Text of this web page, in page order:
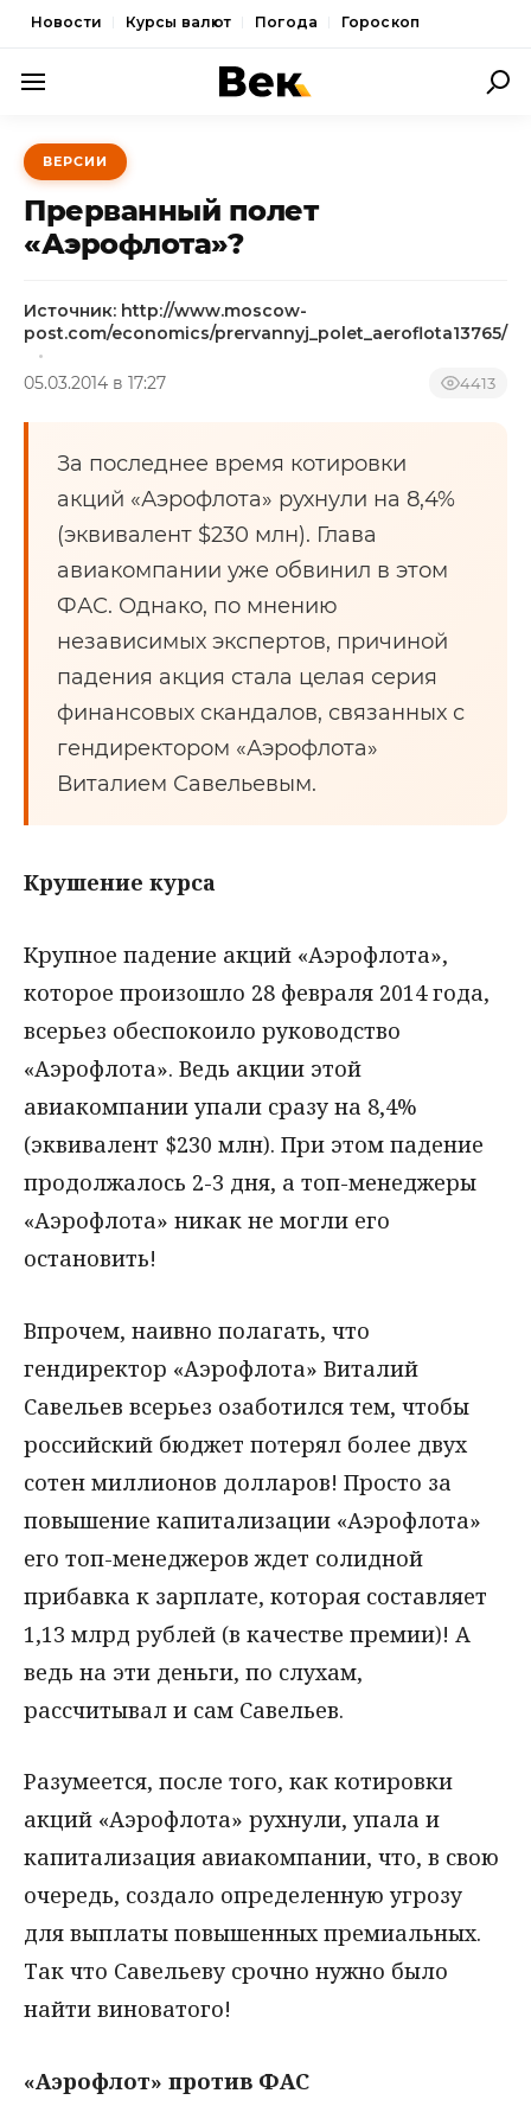
Новости Курсы валют Погода Гороскоп
ПОЛИТИКА
ЭКОНОМИКА
ОБЩЕСТВО
КУЛЬТУРА
НОВОСТИ
ВЕРСИИ
Прерванный полет
«Аэрофлота»?
Источник: http://www.moscow-
post.com/economics/prervannyj_polet_aeroflota13765/
05.03.2014 в 17:27 4413
За последнее время котировки
акций «Аэрофлота» рухнули на 8,4%
(эквивалент $230 млн). Глава
авиакомпании уже обвинил в этом
ФАС. Однако, по мнению
независимых экспертов, причиной
падения акция стала целая серия
финансовых скандалов, связанных с
гендиректором «Аэрофлота»
Виталием Савельевым.
Крушение курса
Крупное падение акций «Аэрофлота»,
которое произошло 28 февраля 2014 года,
всерьез обеспокоило руководство
«Аэрофлота». Ведь акции этой
авиакомпании упали сразу на 8,4%
(эквивалент $230 млн). При этом падение
продолжалось 2-3 дня, а топ-менеджеры
«Аэрофлота» никак не могли его
остановить!
Впрочем, наивно полагать, что
гендиректор «Аэрофлота» Виталий
Савельев всерьез озаботился тем, чтобы
российский бюджет потерял более двух
сотен миллионов долларов! Просто за
повышение капитализации «Аэрофлота»
его топ-менеджеров ждет солидной
прибавка к зарплате, которая составляет
1,13 млрд рублей (в качестве премии)! А
ведь на эти деньги, по слухам,
рассчитывал и сам Савельев.
Разумеется, после того, как котировки
акций «Аэрофлота» рухнули, упала и
капитализация авиакомпании, что, в свою
очередь, создало определенную угрозу
для выплаты повышенных премиальных.
Так что Савельеву срочно нужно было
найти виноватого!
«Аэрофлот» против ФАС